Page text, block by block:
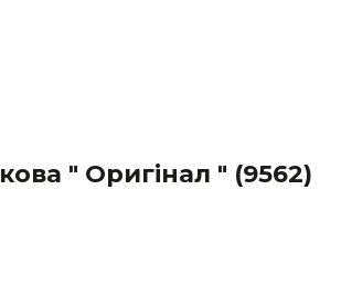
" Оригінал " (9562)